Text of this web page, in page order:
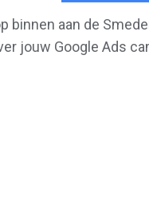
binnen aan de
jouw Google Ads